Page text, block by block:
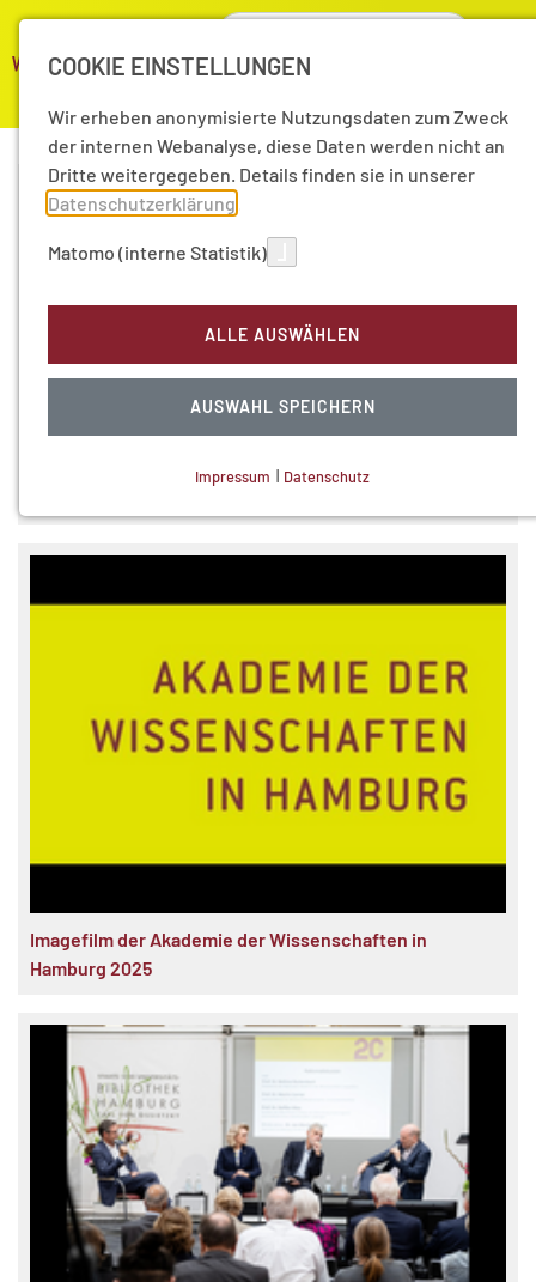
Problemlöser Wasserstoff? Nachgefragt bei Prof. Dr.
Imagefilm der Akademie der Wissenschaften in
Hamburg 2025
COOKIE EINSTELLUNGEN
Wir erheben anonymisierte Nutzungsdaten zum Zweck
der internen Webanalyse, diese Daten werden nicht an
Dritte weitergegeben. Details finden sie in unserer
Datenschutzerklärung
Matomo (interne Statistik)
ALLE AUSWÄHLEN
AUSWAHL SPEICHERN
MATOMO (INTERNE STATISTIK)
Statistik Cookies erfassen Informationen anonym.
Diese Informationen helfen uns zu verstehen, wie
unsere Besucher unsere Website nutzen.
Impressum | Datenschutz